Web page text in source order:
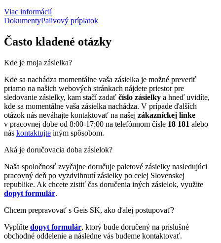
Viac informácií
DokumentyPalivový príplatok
Často kladené otázky
Kde je moja zásielka?
Kde sa nachádza momentálne vaša zásielka je možné preveriť
priamo na našich webových stránkach nájdete priestor pre
sledovanie zásielky, kam stačí zadať číslo zásielky a hneď uvidíte,
kde sa momentálne vaša zásielka nachádza. V prípade ďalších
otázok nás neváhajte kontaktovať na našej zákazníckej linke
v pracovnej dobe od 8:00-17:00 na telefónnom čísle 18 181 alebo
nás kontaktujte iným spôsobom.
Aká je doručovacia doba zásielok?
Naša spoločnosť zvyčajne doručuje paletové zásielky nasledujúci
pracovný deň po vyzdvihnutí zásielky po celej Slovenskej
republike. Ak chcete zistiť čas doručenia iných zásielok, využite
dopyt formulár.
Chcem prepravovať s Geis SK, ako ďalej postupovať?
Vyplňte dopyt formulár, ktorý bude doručený na príslušné
obchodné oddelenie a následne vás budeme kontaktovať.